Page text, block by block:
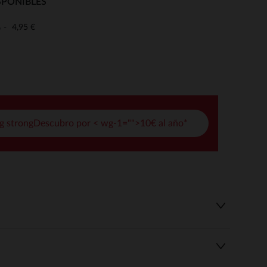
de privacidad, garantizando el cumplimiento de las
4,95 €
strongDescubro por < wg-1="">10€ al año*